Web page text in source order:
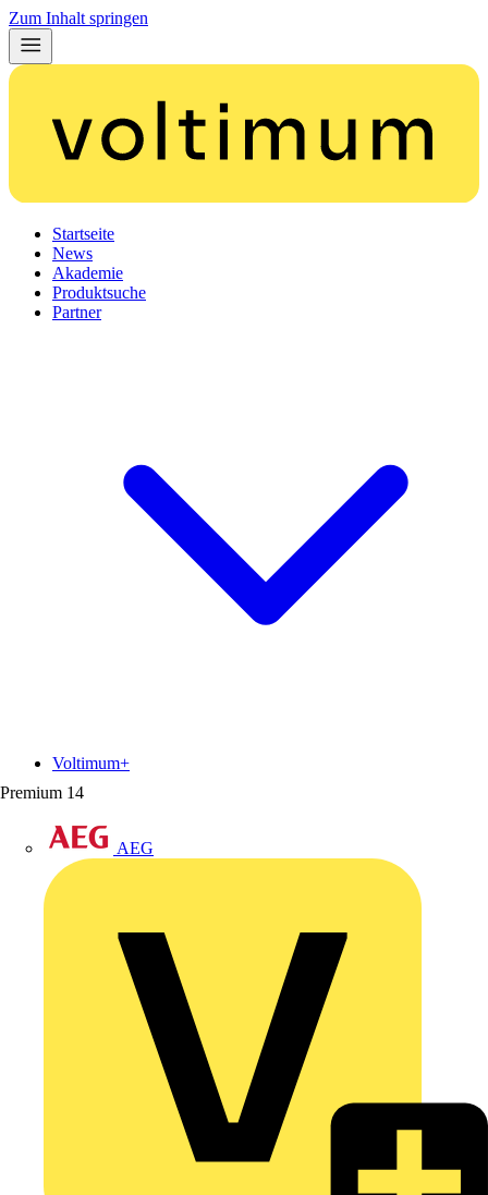
Zum Inhalt springen
Startseite
News
Akademie
Produktsuche
Partner
Premium 14
AEG
Voltimum+